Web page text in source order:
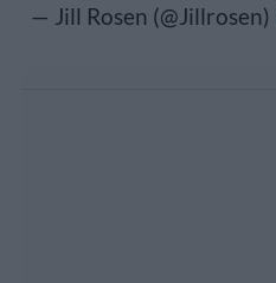
— Jill Rosen (@Jillrosen)